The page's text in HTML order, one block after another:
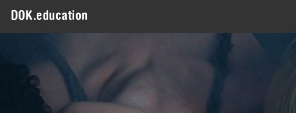
DOK.education